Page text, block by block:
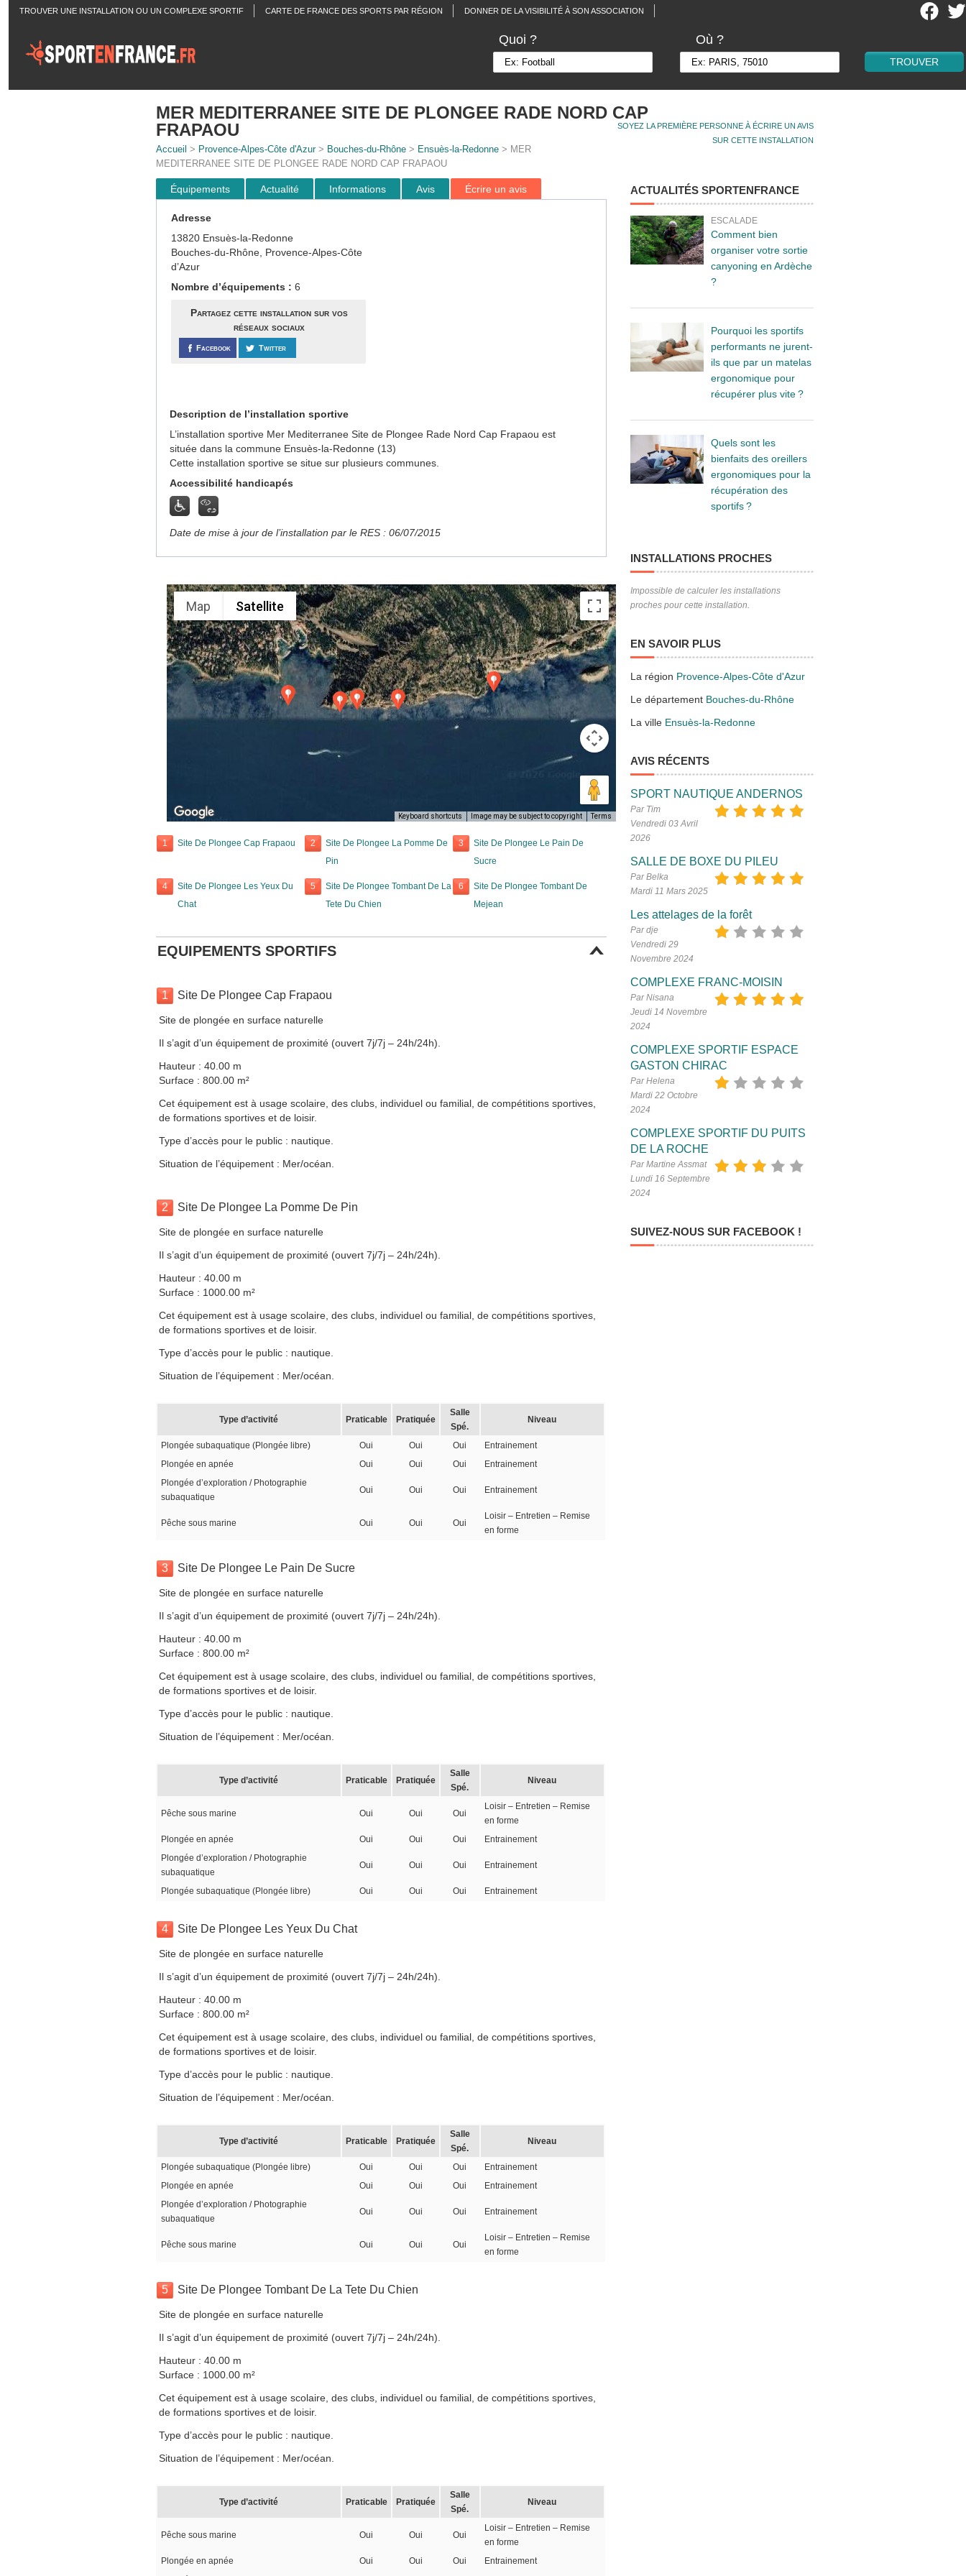
TROUVER UNE INSTALLATION OU UN COMPLEXE SPORTIF CARTE DE FRANCE DES SPORTS PAR RÉGION DONNER DE LA VISIBILITÉ À SON ASSOCIATION
Quoi ? Où ?
SOYEZ LA PREMIÈRE PERSONNE À ÉCRIRE UN AVIS
SUR CETTE INSTALLATION
MER MEDITERRANEE SITE DE PLONGEE RADE NORD CAP
FRAPAOU
Accueil > Provence-Alpes-Côte d'Azur> Bouches-du-Rhône> Ensuès-la-Redonne> MER
MEDITERRANEE SITE DE PLONGEE RADE NORD CAP FRAPAOU
Équipements Actualité Informations Avis Écrire un avis
Adresse
13820 Ensuès-la-Redonne
Bouches-du-Rhône, Provence-Alpes-Côte
d’Azur
Nombre d’équipements : 6
Partagez cette installation sur vos
réseaux sociaux
Facebook Twitter
Description de l’installation sportive
L’installation sportive Mer Mediterranee Site de Plongee Rade Nord Cap Frapaou est
située dans la commune Ensuès-la-Redonne (13)
Cette installation sportive se situe sur plusieurs communes.
Accessibilité handicapés
Date de mise à jour de l’installation par le RES : 06/07/2015
Map Satellite
Keyboard shortcuts Image may be subject to copyright Terms
1 Site De Plongee Cap Frapaou 2
Site De Plongee La Pomme De
Pin
3
Site De Plongee Le Pain De
Sucre
4
Site De Plongee Les Yeux Du
Chat
5
Site De Plongee Tombant De La
Tete Du Chien
6
Site De Plongee Tombant De
Mejean
EQUIPEMENTS SPORTIFS
1 Site De Plongee Cap Frapaou
Site de plongée en surface naturelle
Il s’agit d’un équipement de proximité (ouvert 7j/7j – 24h/24h).
Hauteur : 40.00 m
Surface : 800.00 m²
Cet équipement est à usage scolaire, des clubs, individuel ou familial, de compétitions sportives,
de formations sportives et de loisir.
Type d’accès pour le public : nautique.
Situation de l’équipement : Mer/océan.
2 Site De Plongee La Pomme De Pin
Site de plongée en surface naturelle
Il s’agit d’un équipement de proximité (ouvert 7j/7j – 24h/24h).
Hauteur : 40.00 m
Surface : 1000.00 m²
Cet équipement est à usage scolaire, des clubs, individuel ou familial, de compétitions sportives,
de formations sportives et de loisir.
Type d’accès pour le public : nautique.
Situation de l’équipement : Mer/océan.
Type d’activité Praticable Pratiquée
Salle
Spé.
Niveau
Plongée subaquatique (Plongée libre) Oui Oui Oui
Entrainement
Plongée en apnée
Oui Oui Oui
Entrainement
Plongée d’exploration / Photographie
subaquatique
Oui Oui Oui Entrainement
Pêche sous marine Oui Oui Oui
Loisir – Entretien – Remise
en forme
3 Site De Plongee Le Pain De Sucre
Site de plongée en surface naturelle
Il s’agit d’un équipement de proximité (ouvert 7j/7j – 24h/24h).
Hauteur : 40.00 m
Surface : 800.00 m²
Cet équipement est à usage scolaire, des clubs, individuel ou familial, de compétitions sportives,
de formations sportives et de loisir.
Type d’accès pour le public : nautique.
Situation de l’équipement : Mer/océan.
Type d’activité Praticable Pratiquée
Salle
Spé.
Niveau
Pêche sous marine Oui Oui Oui
Loisir – Entretien – Remise
en forme
Plongée en apnée
Oui Oui Oui
Entrainement
Plongée d’exploration / Photographie
subaquatique
Oui Oui Oui Entrainement
Plongée subaquatique (Plongée libre) Oui Oui Oui Entrainement
4 Site De Plongee Les Yeux Du Chat
Site de plongée en surface naturelle
Il s’agit d’un équipement de proximité (ouvert 7j/7j – 24h/24h).
Hauteur : 40.00 m
Surface : 800.00 m²
Cet équipement est à usage scolaire, des clubs, individuel ou familial, de compétitions sportives,
de formations sportives et de loisir.
Type d’accès pour le public : nautique.
Situation de l’équipement : Mer/océan.
Type d’activité Praticable Pratiquée
Salle
Spé.
Niveau
Plongée subaquatique (Plongée libre) Oui Oui Oui
Entrainement
Plongée en apnée
Oui Oui Oui
Entrainement
Plongée d’exploration / Photographie
subaquatique
Oui Oui Oui Entrainement
Pêche sous marine Oui Oui Oui
Loisir – Entretien – Remise
en forme
5 Site De Plongee Tombant De La Tete Du Chien
Site de plongée en surface naturelle
Il s’agit d’un équipement de proximité (ouvert 7j/7j – 24h/24h).
Hauteur : 40.00 m
Surface : 1000.00 m²
Cet équipement est à usage scolaire, des clubs, individuel ou familial, de compétitions sportives,
de formations sportives et de loisir.
Type d’accès pour le public : nautique.
Situation de l’équipement : Mer/océan.
Type d’activité Praticable Pratiquée
Salle
Spé.
Niveau
Pêche sous marine Oui Oui Oui
Loisir – Entretien – Remise
en forme
Plongée en apnée
Oui Oui Oui
Entrainement
ACTUALITÉS SPORTENFRANCE
ESCALADE
Comment bien
organiser votre sortie
canyoning en Ardèche
?
Pourquoi les sportifs
performants ne jurent-
ils que par un matelas
ergonomique pour
récupérer plus vite ?
Quels sont les
bienfaits des oreillers
ergonomiques pour la
récupération des
sportifs ?
INSTALLATIONS PROCHES
Impossible de calculer les installations
proches pour cette installation.
EN SAVOIR PLUS
La région Provence-Alpes-Côte d'Azur
Le département Bouches-du-Rhône
La ville Ensuès-la-Redonne
AVIS RÉCENTS
SPORT NAUTIQUE ANDERNOS
Par Tim
Vendredi 03 Avril
2026
SALLE DE BOXE DU PILEU
Par Belka
Mardi 11 Mars 2025
Les attelages de la forêt
Par dje
Vendredi 29
Novembre 2024
COMPLEXE FRANC-MOISIN
Par Nisana
Jeudi 14 Novembre
2024
COMPLEXE SPORTIF ESPACE
GASTON CHIRAC
Par Helena
Mardi 22 Octobre
2024
COMPLEXE SPORTIF DU PUITS
DE LA ROCHE
Par Martine Assmat
Lundi 16 Septembre
2024
SUIVEZ-NOUS SUR FACEBOOK !